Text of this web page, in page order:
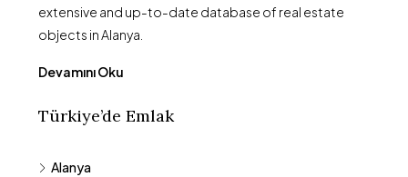
extensive and up-to-date database of real estate
objects in Alanya.
Devamını Oku
Türkiye’de Emlak
Alanya